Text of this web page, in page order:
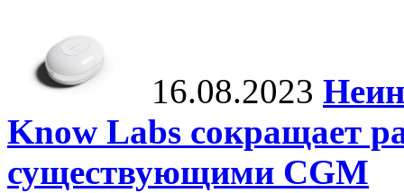
16.08.2023
Know Labs сокращает
существующими CGM